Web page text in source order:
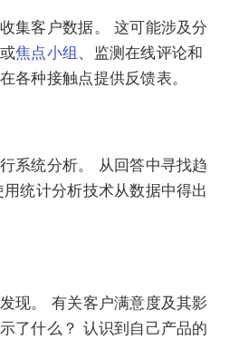
集客户数据。 这可能涉及分
焦点小组 、监测在线评论和
各种接触点提供反馈表。
系统分析。 从回答中寻找趋
统计分析技术从数据中得出
现。 有关客户满意度及其影
了什么？ 认识到自己产品的